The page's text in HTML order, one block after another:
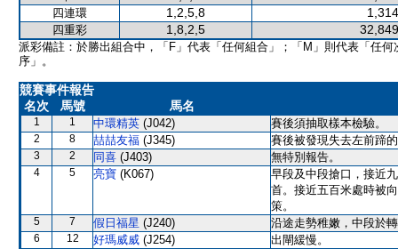
四連環 1,2,5,8
四重彩 1,8,2,5
派彩備註：於勝出組合中，「F」代表「任何組合」；「M」則代表「任何
序」。
競賽事件報告
名次
馬號 馬名
1 1 中環精英 (J042) 賽後須抽取樣本檢驗。
2 8 喆喆友福 (J345) 賽後被發現失去左前蹄
3 2 同喜 (J403) 無特別報告。
4 5 亮寶 (K067)
早段及中段搶口，接近
首。接近五百米處時被
策。
5 7 假日福星 (J240) 沿途走勢稚嫩，中段於
6 12 好瑪威威 (J254) 出閘緩慢。